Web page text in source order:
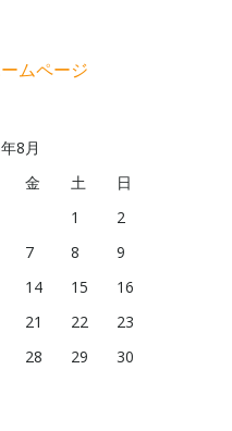
ムページ
8月
金 土
日
1
2
7 8
9
14 15
16
21 22
23
28 29
30